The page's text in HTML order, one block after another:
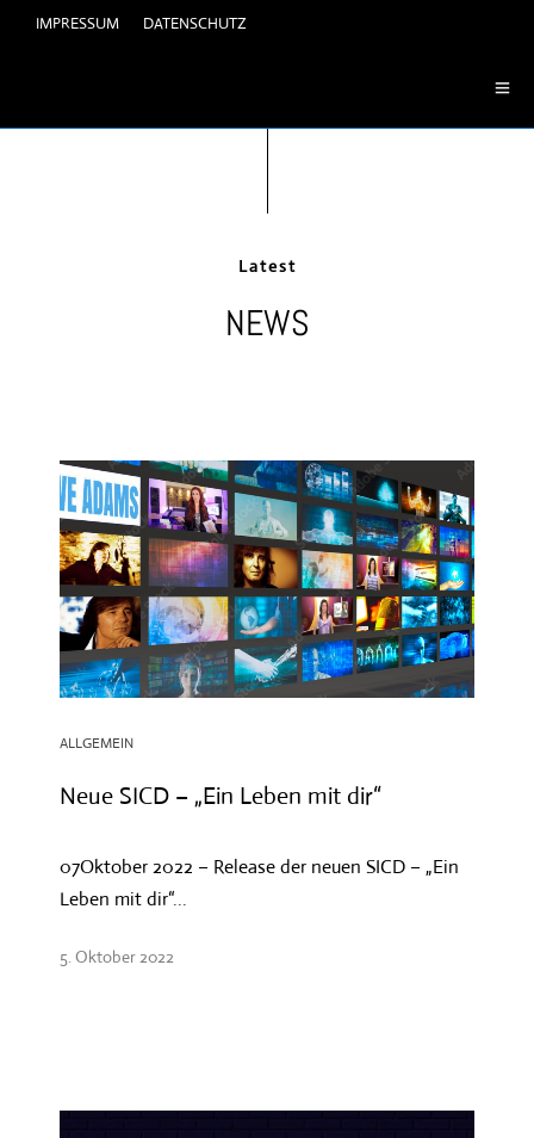
IMPRESSUM DATENSCHUTZ
Latest
NEWS
ALLGEMEIN
Neue SICD – „Ein Leben mit dir“
07Oktober 2022 – Release der neuen SICD – „Ein
Leben mit dir“...
5. Oktober 2022